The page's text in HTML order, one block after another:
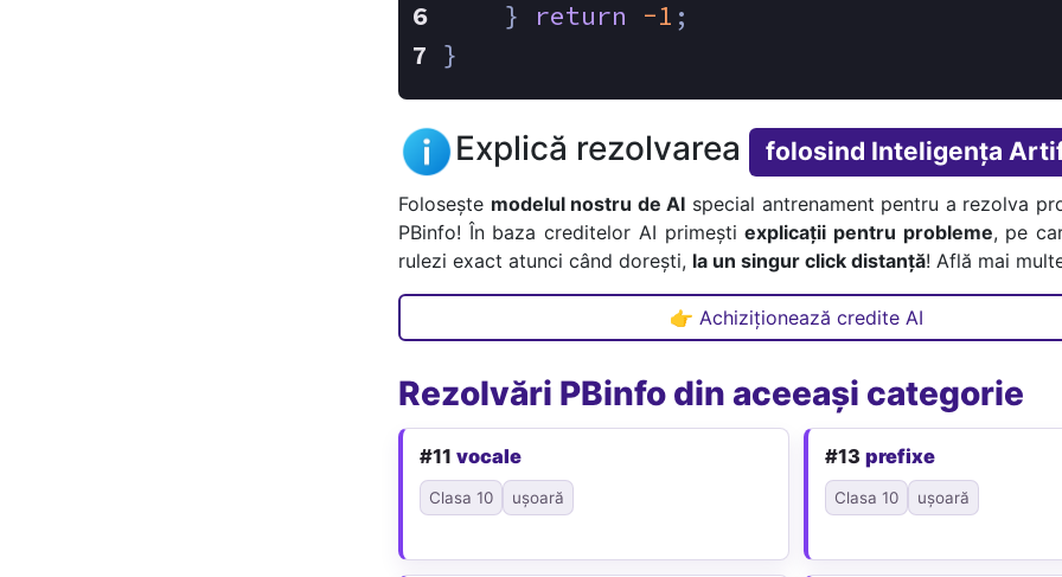
    }
return -1 ;
}
Explică rezolvarea folosind Inteligența
Folosește modelul nostru de AI special antrenament pentru a rezolva
PBinfo! În baza creditelor AI primeștiexplicații pentru probleme, pe
rulezi exact atunci când dorești, la un singur click distanță! Află mai
👉 Achiziționează credite AI
Rezolvări PBinfo din aceeași categorie
#11 vocale
Clasa 10 ușoară
#13 prefixe
Clasa 10 ușoară